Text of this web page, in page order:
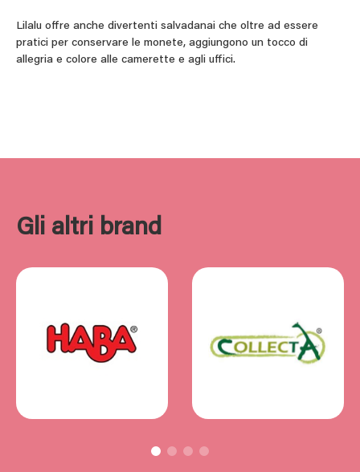
Lilalu offre anche divertenti salvadanai che oltre ad essere
pratici per conservare le monete, aggiungono un tocco di
allegria e colore alle camerette e agli uffici.
Gli altri brand